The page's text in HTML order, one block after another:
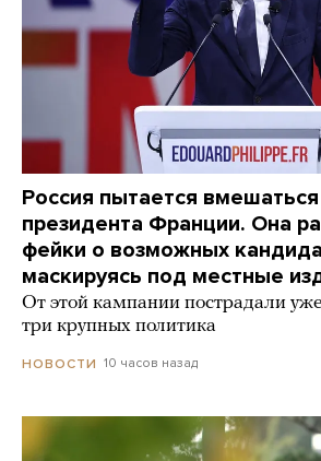
Россия пытается
президента Франции. Она
фейки о возможных
маскируясь под местные
От этой кампании пострадали
три крупных политика
НОВОСТИ 10 часов назад